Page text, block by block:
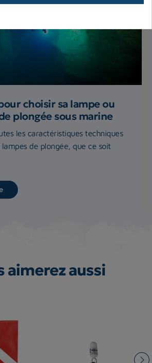
choisir sa lampe ou
plongée sous marine
les caractéristiques techniques
de plongée, que ce soit
aimerez aussi